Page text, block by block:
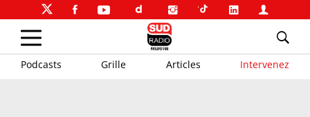
Podcasts Grille Articles Intervenez